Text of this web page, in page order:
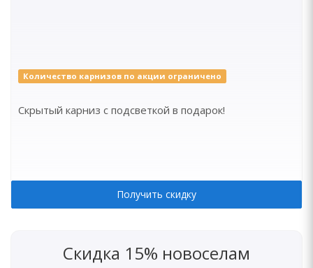
Количество карнизов по акции ограничено
Скрытый карниз с подсветкой в подарок!
Получить скидку
Скидка 15% новоселам